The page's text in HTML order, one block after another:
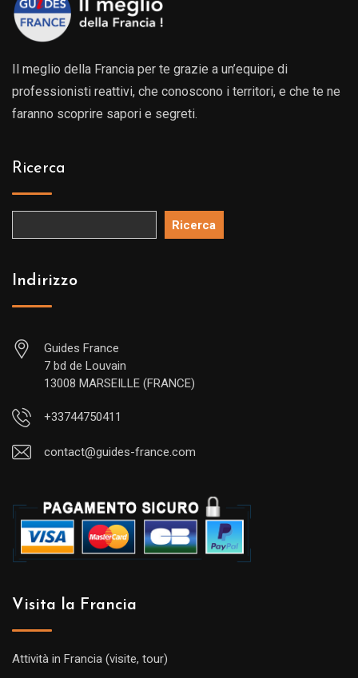
Il meglio della Francia per te grazie a un’equipe di
professionisti reattivi, che conoscono i territori, e che te ne
faranno scoprire sapori e segreti.
Ricerca
Ricerca
Indirizzo
Guides France
7 bd de Louvain
13008 MARSEILLE (FRANCE)
+33744750411
contact@guides-france.com
Visita la Francia
Attività in Francia (visite, tour)